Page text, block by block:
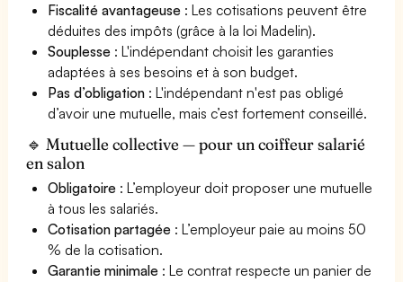
Fiscalité avantageuse : Les cotisations peuvent être
déduites des impôts (grâce à la loi Madelin).
Souplesse : L'indépendant choisit les garanties
adaptées à ses besoins et à son budget.
Pas d’obligation : L'indépendant n'est pas obligé
d’avoir une mutuelle, mais c’est fortement conseillé.
🔹 Mutuelle collective — pour un coiffeur salarié
en salon
Obligatoire : L’employeur doit proposer une mutuelle
à tous les salariés.
Cotisation partagée : L’employeur paie au moins 50
% de la cotisation.
Garantie minimale : Le contrat respecte un panier de